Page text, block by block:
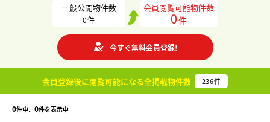
一般公開物件数
0件
会員閲覧可能物件数
0件
今すぐ無料会員登録!
会員登録後に閲覧可能になる全掲載物件数 236件
0件中、 0件を表示中